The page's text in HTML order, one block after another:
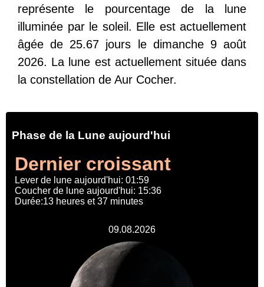
représente le pourcentage de la lune
illuminée par le soleil. Elle est actuellement
âgée de 25.67 jours le dimanche 9 août
2026. La lune est actuellement située dans
la constellation de Aur Cocher.
Phase de la Lune aujourd'hui
Dernier croissant
Lever de lune aujourd'hui: 01:59
Coucher de lune aujourd'hui: 15:36
Durée:13 heures et 37 minutes
09.08.2026